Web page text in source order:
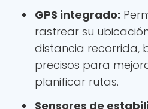
GPS integrado:
rastrear su
distancia recorrida,
precisos para
planificar rutas.
Sensores de